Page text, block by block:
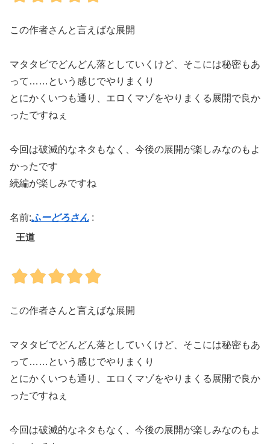
この作者さんと言えばな展開
マタタビでどんどん落としていくけど、そこには秘密もあ
って……という感じでやりまくり
とにかくいつも通り、エロくマゾをやりまくる展開で良か
ったですねぇ
今回は破滅的なネタもなく、今後の展開が楽しみなのもよ
かったです
続編が楽しみですね
名前:ふーどろさん :
王道
この作者さんと言えばな展開
マタタビでどんどん落としていくけど、そこには秘密もあ
って……という感じでやりまくり
とにかくいつも通り、エロくマゾをやりまくる展開で良か
ったですねぇ
今回は破滅的なネタもなく、今後の展開が楽しみなのもよ